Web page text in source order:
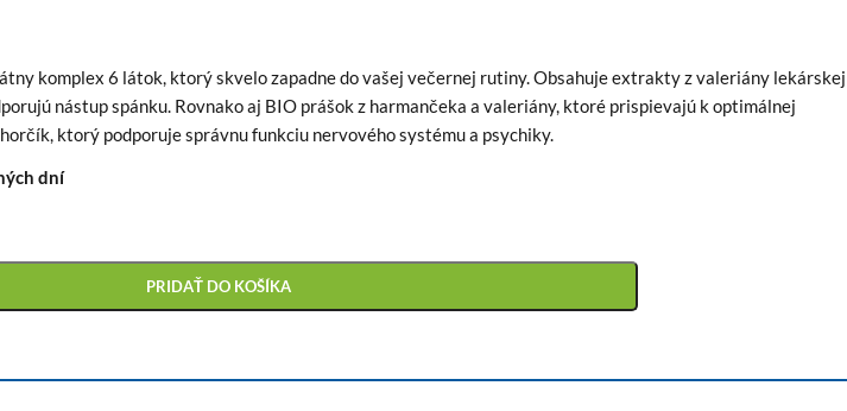
komplex 6 látok, ktorý skvelo zapadne do vašej večernej rutiny. Obsahuje extrakty z valeriány lekárskej
nástup spánku. Rovnako aj BIO prášok z harmančeka a valeriány, ktoré prispievajú k optimálnej
ktorý podporuje správnu funkciu nervového systému a psychiky.
dní
PRIDAŤ DO KOŠÍKA